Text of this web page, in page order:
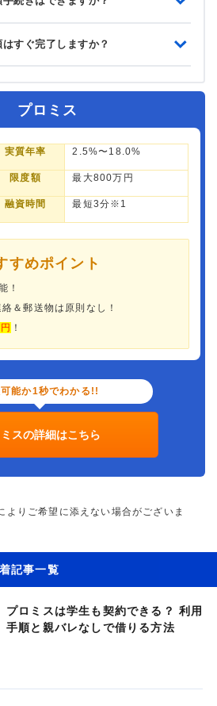
すぐ完了しますか？
プロミス
実質年率 2.5%〜18.0%
限度額 最大800万円
融資時間 最短3分※1
すめポイント
！
＆郵送物は原則なし！
！
能か1秒でわかる!!
スの詳細はこちら
りご希望に添えない場合がございま
記事一覧
プロミスは学生も契約できる？ 利用
手順と親バレなしで借りる方法